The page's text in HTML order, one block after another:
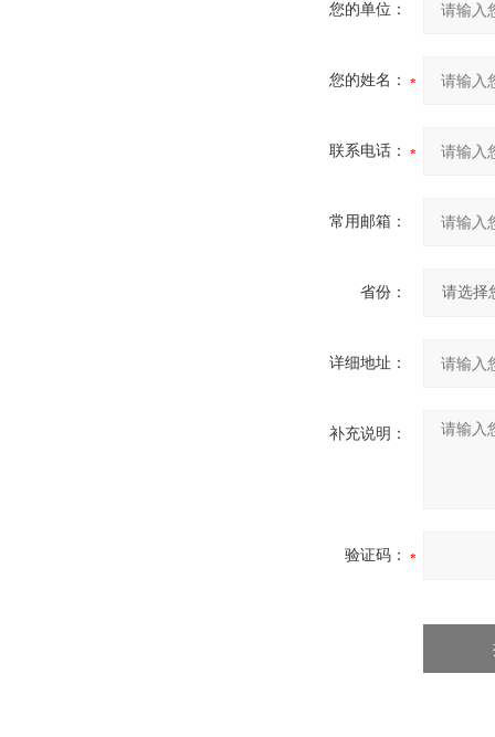
您的单位：
您的姓名：
联系电话：
常用邮箱：
省份：
详细地址：
补充说明：
验证码：